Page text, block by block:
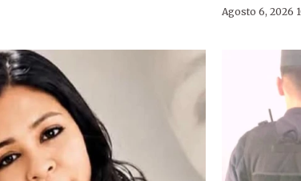
Agosto 6, 2026